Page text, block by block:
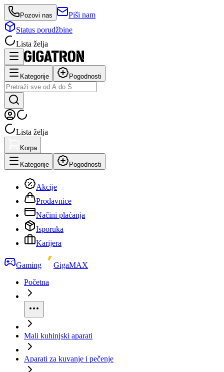
Pozovi nas
Piši nam
Status porudžbine
Lista želja
Kategorije Pogodnosti
Lista želja
Korpa
Kategorije Pogodnosti
Akcije
Prodavnice
Načini plaćanja
Isporuka
Karijera
Gaming
GigaMAX
Početna
Mali kuhinjski aparati
Aparati za kuvanje i pečenje